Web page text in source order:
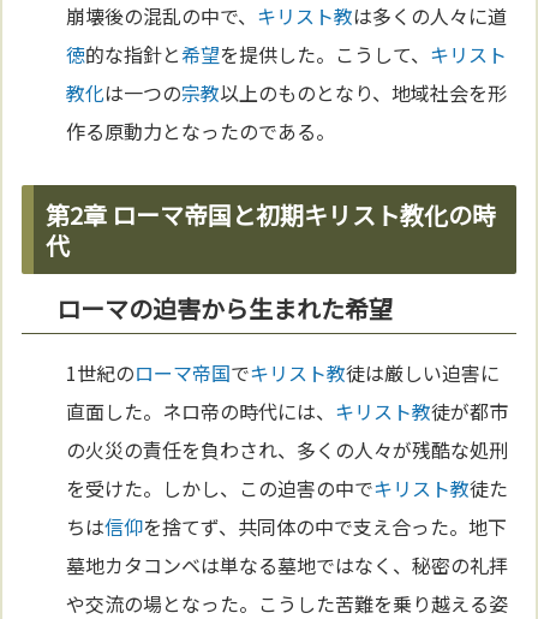
崩壊後の混乱の中で、 キリスト教は多くの人々に道
徳的な指針と希望を提供した。こうして、 キリスト
教化は一つの宗教以上のものとなり、地域社会を形
作る原動力となったのである。
第2章 ローマ帝国と初期キリスト教化の時
代
ローマの迫害から生まれた希望
1世紀のローマ帝国でキリスト教徒は厳しい迫害に
直面した。ネロ帝の時代には、 キリスト教徒が都市
の火災の責任を負わされ、多くの人々が残酷な処刑
を受けた。しかし、この迫害の中でキリスト教徒た
ちは信仰を捨てず、共同体の中で支え合った。地下
墓地カタコンベは単なる墓地ではなく、秘密の礼拝
や交流の場となった。こうした苦難を乗り越える姿